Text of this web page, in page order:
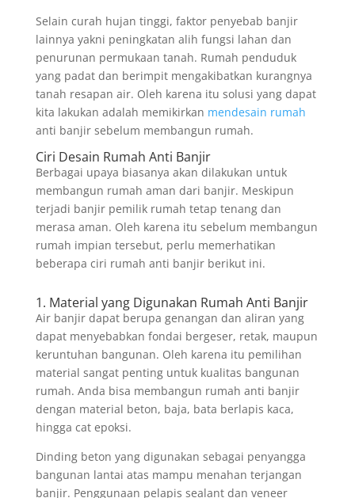
Selain curah hujan tinggi, faktor penyebab banjir
lainnya yakni peningkatan alih fungsi lahan dan
penurunan permukaan tanah. Rumah penduduk
yang padat dan berimpit mengakibatkan kurangnya
tanah resapan air. Oleh karena itu solusi yang dapat
kita lakukan adalah memikirkan mendesain rumah
anti banjir sebelum membangun rumah.
Ciri Desain Rumah Anti Banjir
Berbagai upaya biasanya akan dilakukan untuk
membangun rumah aman dari banjir. Meskipun
terjadi banjir pemilik rumah tetap tenang dan
merasa aman. Oleh karena itu sebelum membangun
rumah impian tersebut, perlu memerhatikan
beberapa ciri rumah anti banjir berikut ini.
1. Material yang Digunakan Rumah Anti Banjir
Air banjir dapat berupa genangan dan aliran yang
dapat menyebabkan fondai bergeser, retak, maupun
keruntuhan bangunan. Oleh karena itu pemilihan
material sangat penting untuk kualitas bangunan
rumah. Anda bisa membangun rumah anti banjir
dengan material beton, baja, bata berlapis kaca,
hingga cat epoksi.
Dinding beton yang digunakan sebagai penyangga
bangunan lantai atas mampu menahan terjangan
banjir. Penggunaan pelapis sealant dan veneer